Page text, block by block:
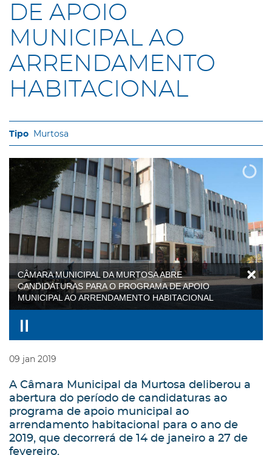
DE APOIO
MUNICIPAL AO
ARRENDAMENTO
HABITACIONAL
Murtosa
CÂMARA MUNICIPAL DA MURTOSA ABRE
CANDIDATURAS PARA O PROGRAMA DE APOIO
MUNICIPAL AO ARRENDAMENTO HABITACIONAL
09 jan 2019
A Câmara Municipal da Murtosa deliberou a
abertura do período de candidaturas ao
programa de apoio municipal ao
arrendamento habitacional para o ano de
2019, que decorrerá de 14 de janeiro a 27 de
fevereiro.